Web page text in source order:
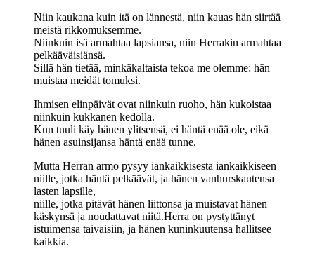
Niin kaukana kuin itä on lännestä, niin kauas hän siirtää
meistä rikkomuksemme.
Niinkuin isä armahtaa lapsiansa, niin Herrakin armahtaa
pelkääväisiänsä.
Sillä hän tietää, minkäkaltaista tekoa me olemme: hän
muistaa meidät tomuksi.
Ihmisen elinpäivät ovat niinkuin ruoho, hän kukoistaa
niinkuin kukkanen kedolla.
Kun tuuli käy hänen ylitsensä, ei häntä enää ole, eikä
hänen asuinsijansa häntä enää tunne.
Mutta Herran armo pysyy iankaikkisesta iankaikkiseen
niille, jotka häntä pelkäävät, ja hänen vanhurskautensa
lasten lapsille,
niille, jotka pitävät hänen liittonsa ja muistavat hänen
käskynsä ja noudattavat niitä.Herra on pystyttänyt
istuimensa taivaisiin, ja hänen kuninkuutensa hallitsee
kaikkia.